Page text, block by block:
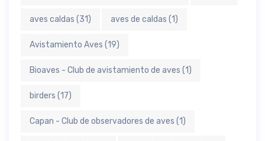
aves caldas (31) aves de caldas (1)
Avistamiento Aves (19)
Bioaves - Club de avistamiento de aves (1)
birders (17)
Capan - Club de observadores de aves (1)